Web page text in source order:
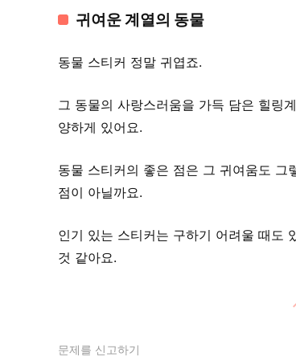
귀여운 계열의 동물
동물 스티커 정말 귀엽죠.
그 동물의 사랑스러움을 가득 담은 힐링
양하게 있어요.
동물 스티커의 좋은 점은 그 귀여움도
점이 아닐까요.
인기 있는 스티커는 구하기 어려울 때도
것 같아요.
문제를 신고하기